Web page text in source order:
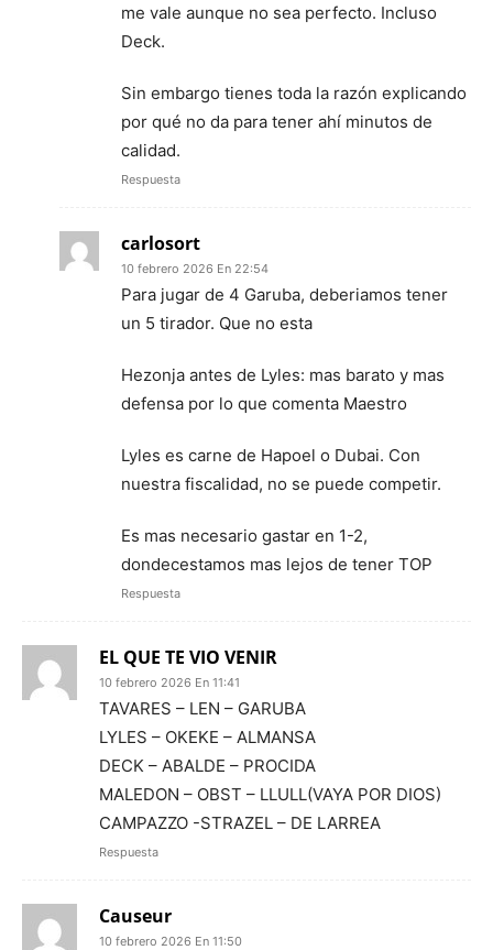
me vale aunque no sea perfecto. Incluso
Deck.
Sin embargo tienes toda la razón explicando
por qué no da para tener ahí minutos de
calidad.
Respuesta
carlosort
10 febrero 2026 En 22:54
Para jugar de 4 Garuba, deberiamos tener
un 5 tirador. Que no esta
Hezonja antes de Lyles: mas barato y mas
defensa por lo que comenta Maestro
Lyles es carne de Hapoel o Dubai. Con
nuestra fiscalidad, no se puede competir.
Es mas necesario gastar en 1-2,
dondecestamos mas lejos de tener TOP
Respuesta
EL QUE TE VIO VENIR
10 febrero 2026 En 11:41
TAVARES – LEN – GARUBA
LYLES – OKEKE – ALMANSA
DECK – ABALDE – PROCIDA
MALEDON – OBST – LLULL(VAYA POR DIOS)
CAMPAZZO -STRAZEL – DE LARREA
Respuesta
Causeur
10 febrero 2026 En 11:50